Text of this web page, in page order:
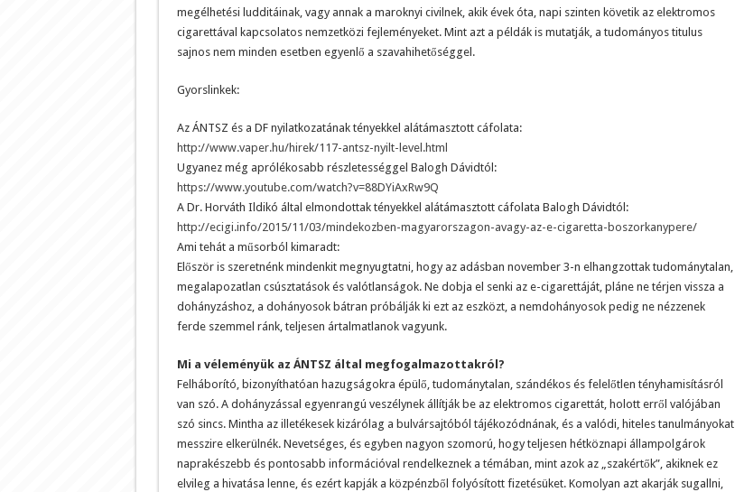
megélhetési ludditáinak, vagy annak a maroknyi civilnek, akik évek óta, napi szinten követik az elektromos
cigarettával kapcsolatos nemzetközi fejleményeket. Mint azt a példák is mutatják, a tudományos titulus
sajnos nem minden esetben egyenlő a szavahihetőséggel.
Gyorslinkek:
Az ÁNTSZ és a DF nyilatkozatának tényekkel alátámasztott cáfolata:
http://www.vaper.hu/hirek/117-antsz-nyilt-level.html
Ugyanez még aprólékosabb részletességgel Balogh Dávidtól:
https://www.youtube.com/watch?v=88DYiAxRw9Q
A Dr. Horváth Ildikó által elmondottak tényekkel alátámasztott cáfolata Balogh Dávidtól:
http://ecigi.info/2015/11/03/mindekozben-magyarorszagon-avagy-az-e-cigaretta-boszorkanypere/
Ami tehát a műsorból kimaradt:
Először is szeretnénk mindenkit megnyugtatni, hogy az adásban november 3-n elhangzottak tudománytalan,
megalapozatlan csúsztatások és valótlanságok. Ne dobja el senki az e-cigarettáját, pláne ne térjen vissza a
dohányzáshoz, a dohányosok bátran próbálják ki ezt az eszközt, a nemdohányosok pedig ne nézzenek
ferde szemmel ránk, teljesen ártalmatlanok vagyunk.
Mi a véleményük az ÁNTSZ által megfogalmazottakról?
Felháborító, bizonyíthatóan hazugságokra épülő, tudománytalan, szándékos és felelőtlen tényhamisításról
van szó. A dohányzással egyenrangú veszélynek állítják be az elektromos cigarettát, holott erről valójában
szó sincs. Mintha az illetékesek kizárólag a bulvársajtóból tájékozódnának, és a valódi, hiteles tanulmányokat
messzire elkerülnék. Nevetséges, és egyben nagyon szomorú, hogy teljesen hétköznapi állampolgárok
naprakészebb és pontosabb információval rendelkeznek a témában, mint azok az „szakértők”, akiknek ez
elvileg a hivatása lenne, és ezért kapják a közpénzből folyósított fizetésüket. Komolyan azt akarják sugallni,